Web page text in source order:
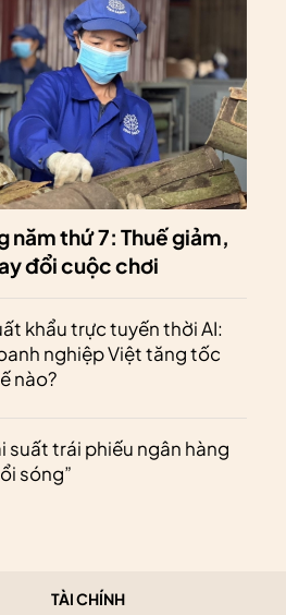
năm thứ 7: Thuế giảm,
đổi cuộc chơi
khẩu trực tuyến thời AI:
nghiệp Việt tăng tốc
nào?
suất trái phiếu ngân hàng
sóng”
TÀI CHÍNH